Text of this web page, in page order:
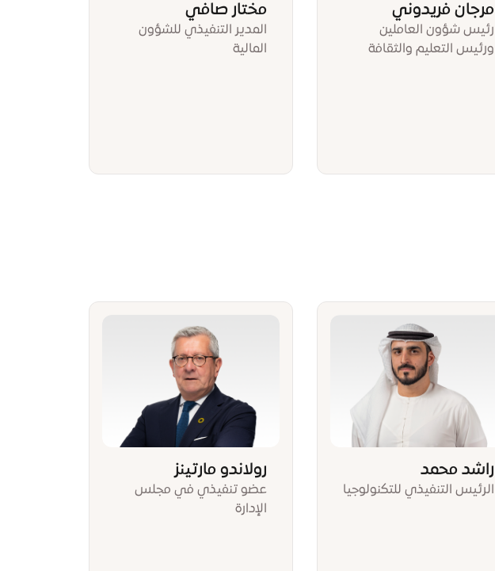
مرجان فريدوني
رئيس شؤون العاملين
ورئيس التعليم والثقافة
مختار صافي
المدير التنفيذي للشؤون
المالية
راشد محمد
الرئيس التنفيذي للتكنولوجيا
رولاندو مارتينز
عضو تنفيذي في مجلس
الإدارة